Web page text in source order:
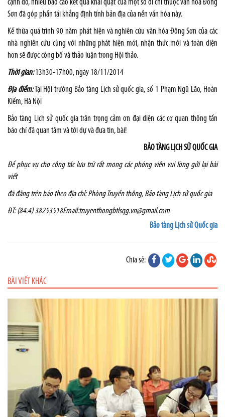
cạnh đó, nhiều báo cáo kết quả khai quật của một số di chỉ thuộc văn hóa Đông
Sơn đã góp phần tái khẳng định tính bản địa của nền văn hóa này.
Kế thừa quá trình 90 năm phát hiện và nghiên cứu văn hóa Đông Sơn của các
nhà nghiên cứu cùng với những phát hiện mới, nhận thức mới và toàn diện
hơn sẽ được công bố và thảo luận trong Hội thảo.
Thời gian:13h30-17h00, ngày 18/11/2014
Địa điểm:Tại Hội trường Bảo tàng Lịch sử quốc gia, số 1 Phạm Ngũ Lão, Hoàn
Kiếm, Hà Nội
Bảo tàng Lịch sử quốc gia trân trọng cảm ơn đại diện các cơ quan thông tấn
báo chí đã quan tâm và tới dự và đưa tin, bài!
BẢO TÀNG LỊCH SỬ QUỐC GIA
Để phục vụ cho công tác lưu trữ rất mong các phóng viên vui lòng gửi lại bài
viết
đã đăng trên báo theo địa chỉ: Phòng Truyền thông, Bảo tàng Lịch sử quốc gia
ĐT: (84.4) 38253518Email:truyenthongbtlsqg.vn@gmail.com
Bảo tàng Lịch sử Quốc gia
Chia sẻ:
BÀI VIẾT KHÁC